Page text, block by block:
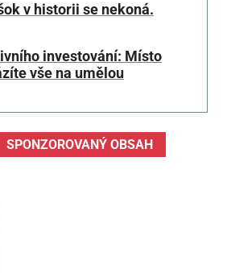
v historii se nekoná.
investování: Místo
vše na umělou
SPONZOROVANÝ OBSAH